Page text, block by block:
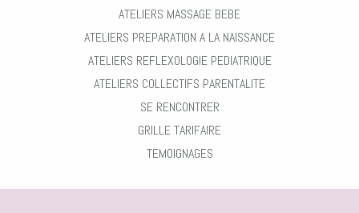
ATELIERS MASSAGE BEBE
ATELIERS PREPARATION A LA NAISSANCE
ATELIERS REFLEXOLOGIE PEDIATRIQUE
ATELIERS COLLECTIFS PARENTALITE
SE RENCONTRER
GRILLE TARIFAIRE
TEMOIGNAGES